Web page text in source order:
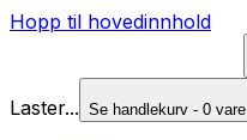
Hopp til hovedinnhold
Laster... Se handlekurv - 0 vare